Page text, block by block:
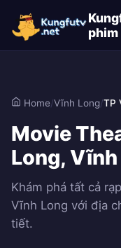
phim
Home/Vĩnh Long/TP
Movie
Long,
Khám phá tất cả
Vĩnh Long với địa
tiết.